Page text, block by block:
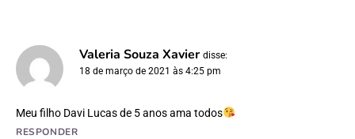
Valeria Souza Xavier disse:
18 de março de 2021 às 4:25 pm
Meu filho Davi Lucas de 5 anos ama todos
RESPONDER